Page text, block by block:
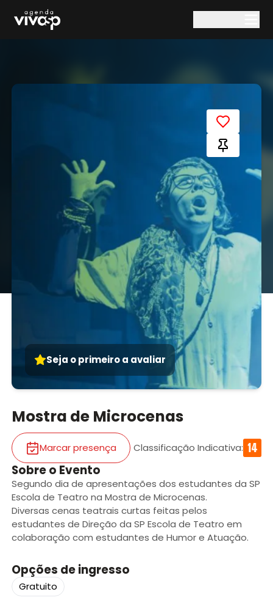
Seja o primeiro a avaliar
Mostra de Microcenas
Marcar presença Classificação Indicativa:
Sobre o Evento
Segundo dia de apresentações dos estudantes da SP
Escola de Teatro na Mostra de Microcenas.
Diversas cenas teatrais curtas feitas pelos
estudantes de Direção da SP Escola de Teatro em
colaboração com estudantes de Humor e Atuação.
Opções de ingresso
Gratuito